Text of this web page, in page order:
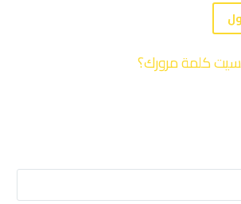
كلمة مرورك؟